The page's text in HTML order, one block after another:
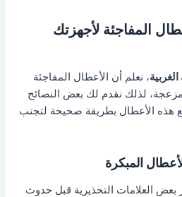
المفاجئة لأجهزتك
، نعلم أن الأعطال المفاجئة
مزعجة، لذلك نقدم لك بعض النصائح
هذه الأعطال بطريقة صحيحة لتجنب
بعض العلامات التحذيرية قبل حدوث